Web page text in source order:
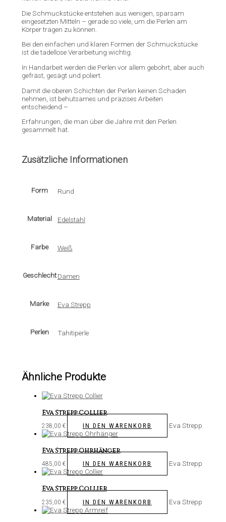
Die Schmuckstücke entstehen aus wenigen, sparsam
eingesetzten Mitteln – gerade so viele, um die Perlen am
Körper tragen zu können.
Bei den einfachen und klaren Formen der Schmuckstücke
ist die tadellose Verarbeitung wichtig.
In Handarbeit werden die Perlen vor allem gebohrt, aber auch
gefräst, gesägt und poliert.
Damit die oberen Schichten der Perlen keinen Schaden
nehmen, ist behutsames und präzises Arbeiten
entscheidend –
Erfahrungen, die man über die Jahre mit den Perlen
gesammelt hat.
Zusätzliche Informationen
Form Rund
Material Edelstahl
Farbe Weiß
Geschlecht Damen
Marke Eva Strepp
Perlen Tahitiperle
Ähnliche Produkte
Eva Strepp Collier
238,00 € IN DEN WARENKORB Eva Strepp
Eva Strepp Ohrhänger
485,00 € IN DEN WARENKORB Eva Strepp
Eva Strepp Collier
235,00 € IN DEN WARENKORB Eva Strepp